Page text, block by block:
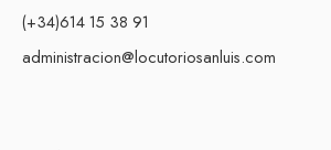
(+34)614 15 38 91
administracion@locutoriosanluis.com